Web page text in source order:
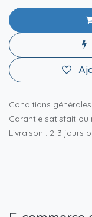
Conditions générales
Garantie satisfait ou
Livraison : 2-3 jours